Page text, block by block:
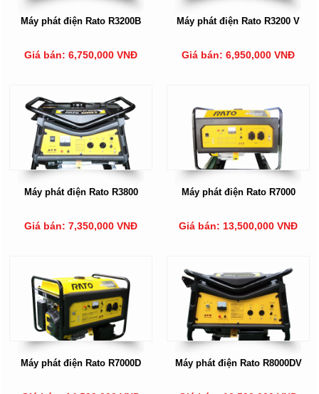
Máy phát điện Rato R3200B
Giá bán: 6,750,000 VNĐ
Máy phát điện Rato R3200 V
Giá bán: 6,950,000 VNĐ
Máy phát điện Rato R3800
Giá bán: 7,350,000 VNĐ
Máy phát điện Rato R7000
Giá bán: 13,500,000 VNĐ
Máy phát điện Rato R7000D Máy phát điện Rato R8000DV